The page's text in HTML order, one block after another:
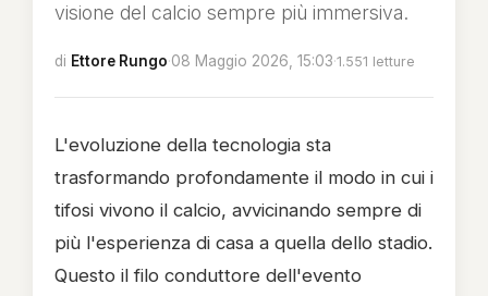
visione del calcio sempre più immersiva.
di Ettore Rungo·08 Maggio 2026, 15:03·1.551 letture
L'evoluzione della tecnologia sta
trasformando profondamente il modo in cui i
tifosi vivono il calcio, avvicinando sempre di
più l'esperienza di casa a quella dello stadio.
Questo il filo conduttore dell'evento